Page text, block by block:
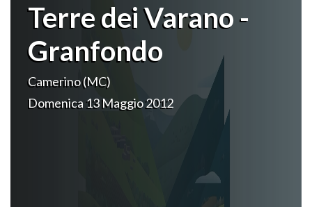
Terre dei Varano -
Granfondo
Camerino (MC)
Domenica 13 Maggio 2012